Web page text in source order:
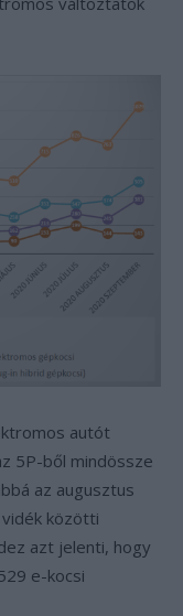
autót
5P-ből mindössze
az augusztus
közötti
azt jelenti, hogy
e-kocsi